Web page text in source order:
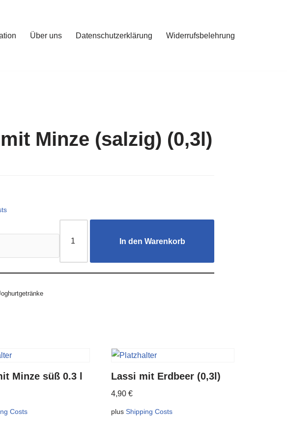
Über uns Datenschutzerklärung Widerrufsbelehrung
Minze (salzig) (0,3l)
In den Warenkorb
Minze süß 0.3 l
Costs
Lassi mit Erdbeer (0,3l)
4,90€
plusShipping Costs